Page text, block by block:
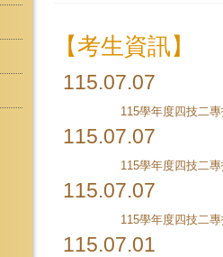
【考生資訊】
115.07.07
115.07.07
115.07.07
115.07.01